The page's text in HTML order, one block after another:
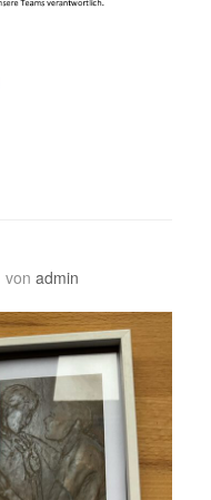
von admin